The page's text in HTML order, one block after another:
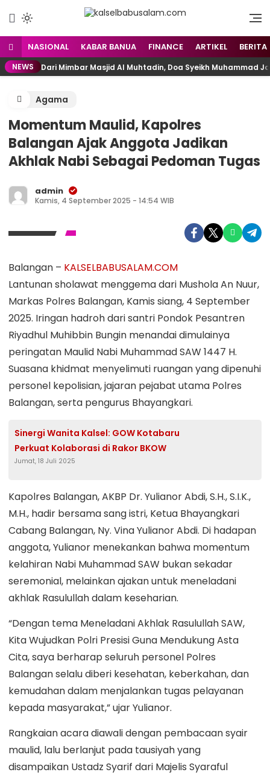
NASIONAL KABAR BANUA FINANCE ARTIKEL BERITA
NEWS Dari Mimbar Masjid Al Muhtadin, Doa Syeikh Muhammad
Agama
Momentum Maulid, Kapolres
Balangan Ajak Anggota Jadikan
Akhlak Nabi Sebagai Pedoman Tugas
admin
Kamis, 4 September 2025 - 14:54 WIB
Balangan – KALSELBABUSALAM.COM
Lantunan sholawat menggema dari Mushola An Nuur,
Markas Polres Balangan, Kamis siang, 4 September
2025. Iringan hadroh dari santri Pondok Pesantren
Riyadhul Muhibbin Bungin menandai dimulainya
peringatan Maulid Nabi Muhammad SAW 1447 H.
Suasana khidmat menyelimuti ruangan yang dipenuhi
personel kepolisian, jajaran pejabat utama Polres
Balangan, serta pengurus Bhayangkari.
Sinergi Wanita Kalsel: GOW Kotabaru
Perkuat Kolaborasi di Rakor BKOW
Jumat, 18 Juli 2025
Kapolres Balangan, AKBP Dr. Yulianor Abdi, S.H., S.I.K.,
M.H., hadir bersama sang istri, Ketua Bhayangkari
Cabang Balangan, Ny. Vina Yulianor Abdi. Di hadapan
anggota, Yulianor menekankan bahwa momentum
kelahiran Nabi Muhammad SAW bukan sekadar
seremonial, melainkan ajakan untuk meneladani
akhlak Rasulullah dalam keseharian.
“Dengan tema Meneladani Akhlak Rasulullah SAW,
Kita Wujudkan Polri Presisi Guna Mendukung Asta
Cita, saya berharap seluruh personel Polres
Balangan selalu diberi kesehatan, keberkahan, dan
kemudahan dalam menjalankan tugas pelayanan
kepada masyarakat,” ujar Yulianor.
Rangkaian acara diawali dengan pembacaan syair
maulid, lalu berlanjut pada tausiyah yang
disampaikan Ustadz Syarif dari Majelis Syaraful